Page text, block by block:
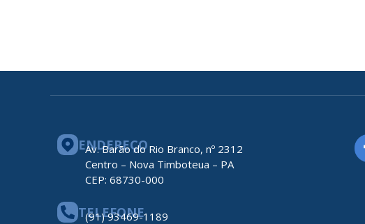
ENDEREÇO
Av. Barão do Rio Branco, nº 2312
Centro – Nova Timboteua – PA
CEP: 68730-000
TELEFONE
(91) 93469-1189